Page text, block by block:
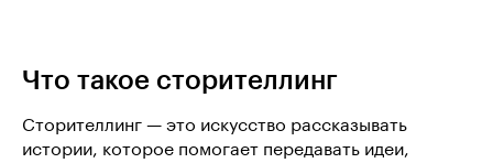
Что такое сторителлинг
Сторителлинг — это искусство рассказывать
истории, которое помогает передавать идеи,